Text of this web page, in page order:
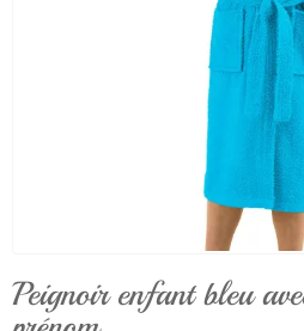
Peignoir enfant bleu